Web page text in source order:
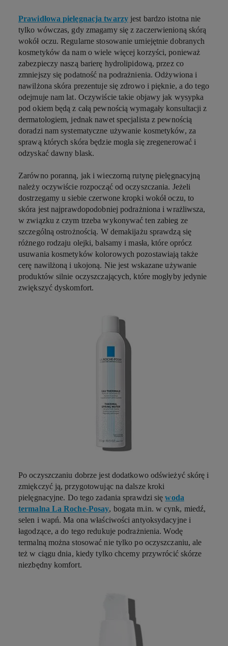
Prawidłowa pielęgnacja twarzyjest bardzo istotna nie
tylko wówczas, gdy zmagamy się z zaczerwienioną skórą
wokół oczu. Regularne stosowanie umiejętnie dobranych
kosmetyków da nam o wiele więcej korzyści, ponieważ
zabezpieczy naszą barierę hydrolipidową, przez co
zmniejszy się podatność na podrażnienia. Odżywiona i
nawilżona skóra prezentuje się zdrowo i pięknie, a do tego
odejmuje nam lat. Oczywiście takie objawy jak wysypka
pod okiem będą z całą pewnością wymagały konsultacji z
dermatologiem, jednak nawet specjalista z pewnością
doradzi nam systematyczne używanie kosmetyków, za
sprawą których skóra będzie mogła się zregenerować i
odzyskać dawny blask.
Zarówno poranną, jak i wieczorną rutynę pielęgnacyjną
należy oczywiście rozpocząć od oczyszczania. Jeżeli
dostrzegamy u siebie czerwone kropki wokół oczu, to
skóra jest najprawdopodobniej podrażniona i wrażliwsza,
w związku z czym trzeba wykonywać ten zabieg ze
szczególną ostrożnością. W demakijażu sprawdzą się
różnego rodzaju olejki, balsamy i masła, które oprócz
usuwania kosmetyków kolorowych pozostawiają także
cerę nawilżoną i ukojoną. Nie jest wskazane używanie
produktów silnie oczyszczających, które mogłyby jedynie
zwiększyć dyskomfort.
Po oczyszczaniu dobrze jest dodatkowo odświeżyć skórę i
zmiękczyć ją, przygotowując na dalsze kroki
pielęgnacyjne. Do tego zadania sprawdzi sięwoda
termalna La Roche-Posay, bogata m.in. w cynk, miedź,
selen i wapń. Ma ona właściwości antyoksydacyjne i
łagodzące, a do tego redukuje podrażnienia. Wodę
termalną można stosować nie tylko po oczyszczaniu, ale
też w ciągu dnia, kiedy tylko chcemy przywrócić skórze
niezbędny komfort.